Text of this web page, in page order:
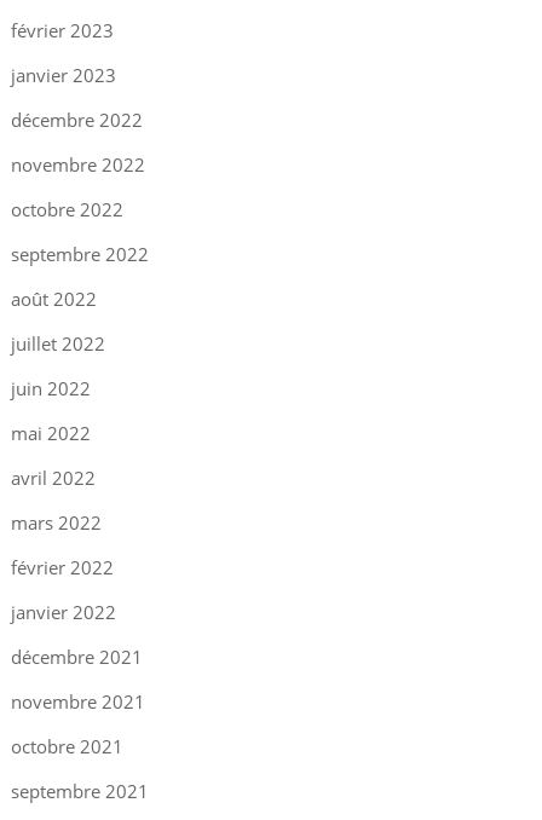
février 2023
janvier 2023
décembre 2022
novembre 2022
octobre 2022
septembre 2022
août 2022
juillet 2022
juin 2022
mai 2022
avril 2022
mars 2022
février 2022
janvier 2022
décembre 2021
novembre 2021
octobre 2021
septembre 2021